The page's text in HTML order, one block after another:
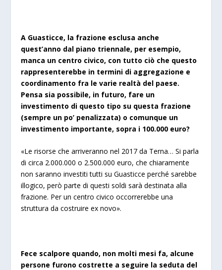
A Guasticce, la frazione esclusa anche
quest’anno dal piano triennale, per esempio,
manca un centro civico, con tutto ciò che questo
rappresenterebbe in termini di aggregazione e
coordinamento fra le varie realtà del paese.
Pensa sia possibile, in futuro, fare un
investimento di questo tipo su questa frazione
(sempre un po’ penalizzata) o comunque un
investimento importante, sopra i 100.000 euro?
«Le risorse che arriveranno nel 2017 da Terna… Si parla
di circa 2.000.000 o 2.500.000 euro, che chiaramente
non saranno investiti tutti su Guasticce perché sarebbe
illogico, però parte di questi soldi sarà destinata alla
frazione. Per un centro civico occorrerebbe una
struttura da costruire ex novo».
Fece scalpore quando, non molti mesi fa, alcune
persone furono costrette a seguire la seduta del